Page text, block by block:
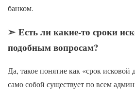
банком.
➣ Есть ли какие-то сроки
подобным вопросам?
Да, такое понятие как «срок исковой
само собой существует по всем